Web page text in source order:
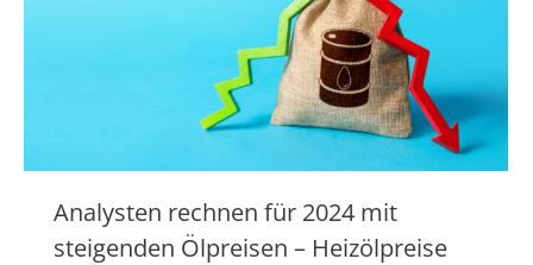
Analysten rechnen für 2024 mit
steigenden Ölpreisen – Heizölpreise